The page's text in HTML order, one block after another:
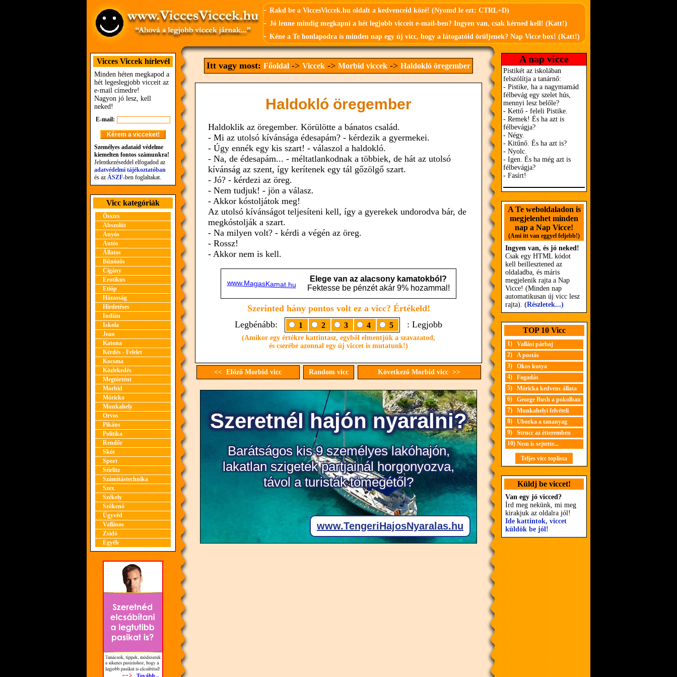
- Rakd be a ViccesViccek.hu oldalt a kedvenceid közé! (Nyomd le ezt: CTRL+D)
- Jó lenne mindig megkapni a hét legjobb vicceit e-mail-ben? Ingyen van, csak kérned kell! (Katt!)
- Kéne a Te honlapodra is minden nap egy új vicc, hogy a látogatóid örüljenek? Nap Vicce box! (Katt!)
Vicces Viccek hírlevél
Minden héten megkapod a
hét legeslegjobb vicceit az
e-mail címedre!
Nagyon jó lesz, kell
neked!
E-mail:
Személyes adataid védelme
kiemelten fontos számunkra!
Jelentkezéseddel elfogadod az
adatvédelmi tájékoztatóban
és az ÁSZF-ben foglaltakat.
Vicc kategóriák
Összes
Abszolút
Anyós
Autós
Állatos
Bűnözős
Cigány
Erotikus
Etióp
Házasság
Hirdetéses
Indián
Iskola
Jean
Katona
Kérdés - Felelet
Kocsma
Közlekedés
Megtörtént
Morbid
Móricka
Munkahely
Orvos
Pikáns
Politika
Rendőr
Skót
Sport
Stirlitz
Számítástechnika
Szex
Székely
Szőkenő
Ügyvéd
Vallásos
Zsidó
Egyéb
Itt vagy most: Főoldal -> Viccek -> Morbid viccek -> Haldokló öregember
Haldokló öregember
Haldoklik az öregember. Körülötte a bánatos család.
- Mi az utolsó kívánsága édesapám? - kérdezik a gyermekei.
- Úgy ennék egy kis szart! - válaszol a haldokló.
- Na, de édesapám... - méltatlankodnak a többiek, de hát az utolsó
kívánság az szent, így kerítenek egy tál gőzölgő szart.
- Jó? - kérdezi az öreg.
- Nem tudjuk! - jön a válasz.
- Akkor kóstoljátok meg!
Az utolsó kívánságot teljesíteni kell, így a gyerekek undorodva bár, de
megkóstolják a szart.
- Na milyen volt? - kérdi a végén az öreg.
- Rossz!
- Akkor nem is kell.
Szerinted hány pontos volt ez a vicc? Értékeld!
Legbénább:
1 2 3 4 5 : Legjobb
(Amikor egy értékre kattintasz, egyből elmentjük a szavazatod,
és cserébe azonnal egy új viccet is mutatunk!)
<< Előző Morbid vicc Random vicc Következő Morbid vicc >>
A nap vicce
A Te weboldaladon is
megjelenhet minden
nap a Nap Vicce!
(Ami itt van eggyel feljebb!)
Ingyen van, és jó neked!
Csak egy HTML kódot
kell beillesztened az
oldaladba, és máris
megjelenik rajta a Nap
Vicce! (Minden nap
automatikusan új vicc lesz
rajta). (Részletek...)
TOP 10 Vicc
1)
Vallási párbaj
2)
A postás
3)
Okos kutya
4)
Fogadás
5)
Móricka kedvenc állata
6)
George Bush a pokolban
7)
Munkahelyi felvételi
8)
Uborka a tananyag
9)
Strucc az étteremben
10) Nem is sejtette...
Teljes vicc toplista
Küldj be viccet!
Van egy jó vicced?
Írd meg nekünk, mi meg
kirakjuk az oldalra jól!
Ide kattintok, viccet
küldök be jól!